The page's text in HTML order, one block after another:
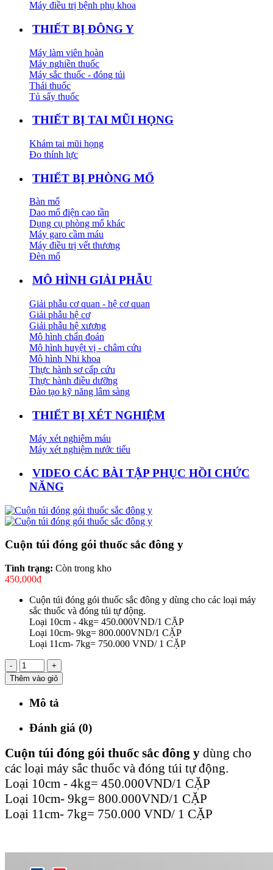
Máy điều trị bệnh phụ khoa
THIẾT BỊ ĐÔNG Y
Máy làm viên hoàn
Máy nghiền thuốc
Máy sắc thuốc - đóng túi
Thái thuốc
Tủ sấy thuốc
THIẾT BỊ TAI MŨI HỌNG
Khám tai mũi họng
Đo thính lực
THIẾT BỊ PHÒNG MỔ
Bàn mổ
Dao mổ điện cao tần
Dụng cụ phòng mổ khác
Máy garo cầm máu
Máy điều trị vết thương
Đèn mổ
MÔ HÌNH GIẢI PHẪU
Giải phẫu cơ quan - hệ cơ quan
Giải phẫu hệ cơ
Giải phẫu hệ xương
Mô hình chẩn đoán
Mô hình huyệt vị - châm cứu
Mô hình Nhi khoa
Thực hành sơ cấp cứu
Thực hành điều dưỡng
Đào tạo kỹ năng lâm sàng
THIẾT BỊ XÉT NGHIỆM
Máy xét nghiệm máu
Máy xét nghiệm nước tiểu
VIDEO CÁC BÀI TẬP PHỤC HỒI CHỨC
NĂNG
Cuộn túi đóng gói thuốc sắc đông y
Tình trạng: Còn trong kho
450,000đ
Cuộn túi đóng gói thuốc sắc đông y dùng cho các loại máy
sắc thuốc và đóng túi tự động.
Loại 10cm - 4kg= 450.000VND/1 CẶP
Loại 10cm- 9kg= 800.000VND/1 CẶP
Loại 11cm- 7kg= 750.000 VND/ 1 CẶP
-
+
Thêm vào giỏ
Mô tả
Đánh giá (0)
Cuộn túi đóng gói thuốc sắc đông y dùng cho
các loại máy sắc thuốc và đóng túi tự động.
Loại 10cm - 4kg= 450.000VND/1 CẶP
Loại 10cm- 9kg= 800.000VND/1 CẶP
Loại 11cm- 7kg= 750.000 VND/ 1 CẶP